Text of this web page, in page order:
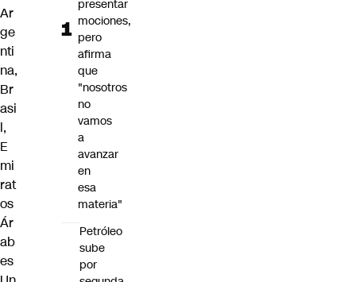
Ar
ge
nti
na,
Br
asi
l,
E
mi
rat
os
Ár
ab
es
presentar
mociones,
pero
afirma
que
"nosotros
no
vamos
a
avanzar
en
esa
materia"
Petróleo
sube
por